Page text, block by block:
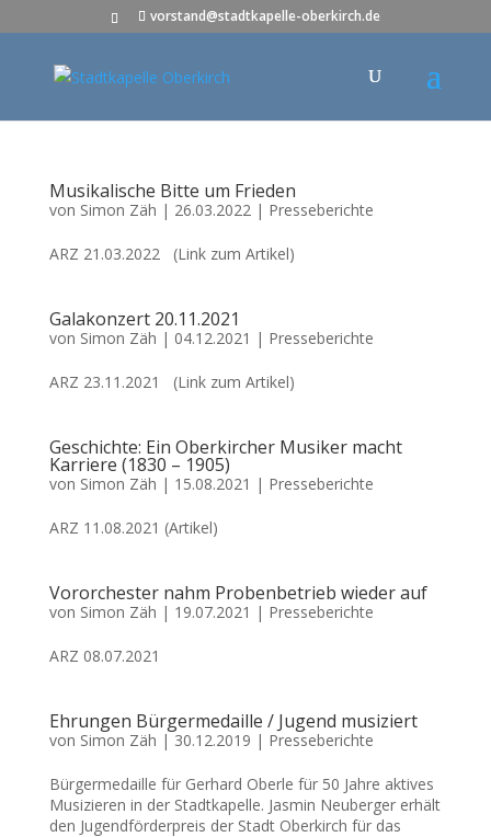
vorstand@stadtkapelle-oberkirch.de
Musikalische Bitte um Frieden
von Simon Zäh | 26.03.2022| Presseberichte
ARZ 21.03.2022 (Link zum Artikel)
Galakonzert 20.11.2021
von Simon Zäh | 04.12.2021 | Presseberichte
ARZ 23.11.2021 (Link zum Artikel)
Geschichte: Ein Oberkircher Musiker macht
Karriere (1830 – 1905)
von Simon Zäh | 15.08.2021 | Presseberichte
ARZ 11.08.2021 (Artikel)
Vororchester nahm Probenbetrieb wieder auf
von Simon Zäh | 19.07.2021 | Presseberichte
ARZ 08.07.2021
Ehrungen Bürgermedaille / Jugend musiziert
von Simon Zäh | 30.12.2019 | Presseberichte
Bürgermedaille für Gerhard Oberle für 50 Jahre aktives
Musizieren in der Stadtkapelle. Jasmin Neuberger erhält
den Jugendförderpreis der Stadt Oberkirch für das